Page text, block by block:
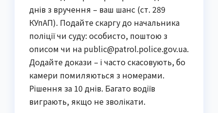
днів з вручення – ваш шанс (ст. 289
КУпАП). Подайте скаргу до начальника
поліції чи суду: особисто, поштою з
описом чи на public@patrol.police.gov.ua.
Додайте докази – і часто скасовують, бо
камери помиляються з номерами.
Рішення за 10 днів. Багато водіїв
виграють, якщо не зволікати.